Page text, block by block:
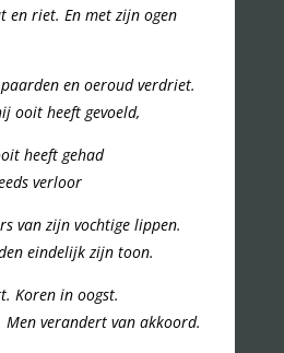
en riet. En met zijn ogen
en oeroud verdriet.
ooit heeft gevoeld,
heeft gehad
verloor
van zijn vochtige lippen.
eindelijk zijn toon.
Koren in oogst.
Men verandert van akkoord.